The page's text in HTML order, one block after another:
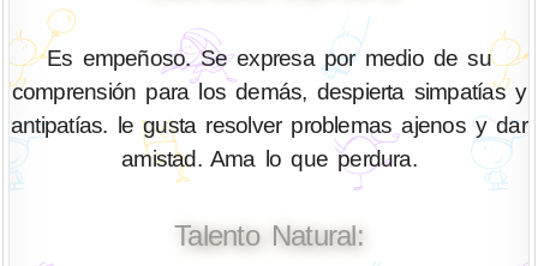
Es empeñoso. Se expresa por medio de su
comprensión para los demás, despierta simpatías y
antipatías. le gusta resolver problemas ajenos y dar
amistad. Ama lo que perdura.
Talento Natural: